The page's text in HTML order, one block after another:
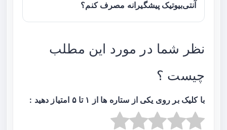
آنتی‌بیوتیک پیشگیرانه مصرف کنم؟
نظر شما در مورد این مطلب
چیست ؟
با کلیک بر روی یکی از ستاره ها از ۱ تا ۵ امتیاز دهید :